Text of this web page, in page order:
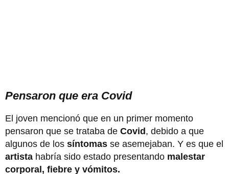
Pensaron que era Covid
El joven mencionó que en un primer momento
pensaron que se trataba de Covid, debido a que
algunos de los síntomas se asemejaban. Y es que el
artista habría sido estado presentando malestar
corporal, fiebre y vómitos.